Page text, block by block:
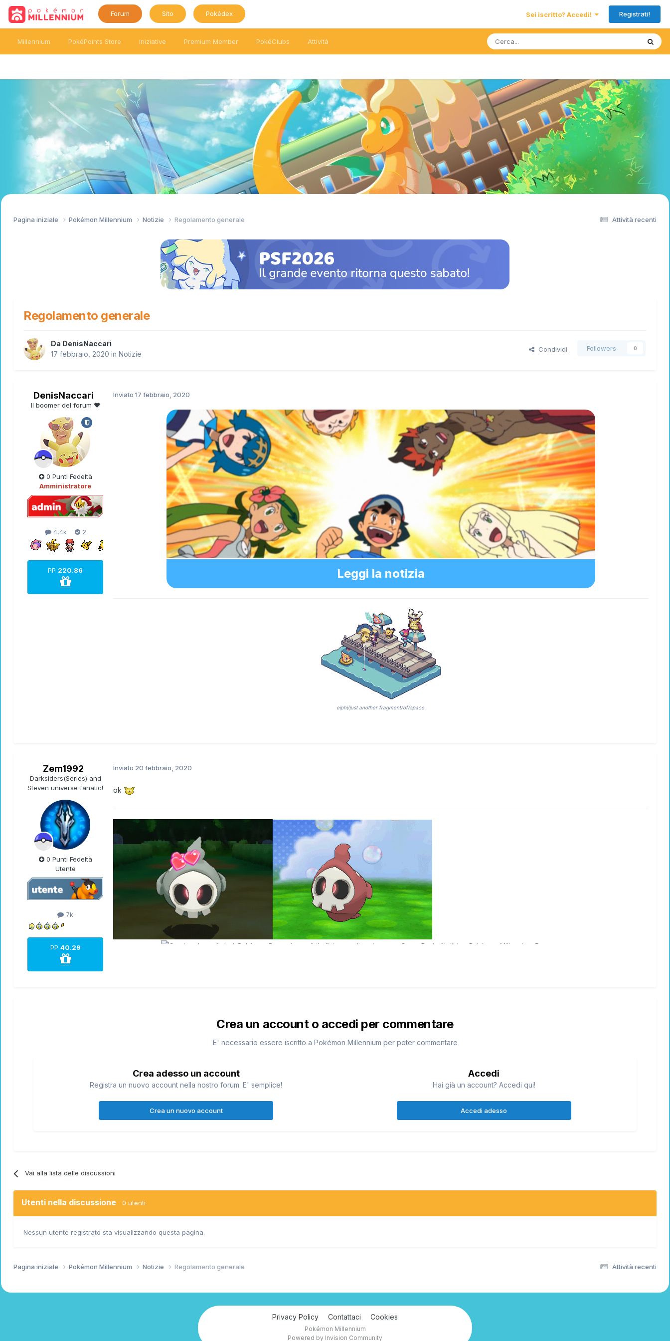
Forum Sito Pokédex Sei iscritto? Accedi! Registrati!
Millennium PokéPoints Store Iniziative Premium Member PokéClubs Attività
Attività recenti
Pagina iniziale Pokémon Millennium Notizie Regolamento generale
Regolamento generale
Da DenisNaccari
17 febbraio, 2020 in Notizie
Condividi Followers 0
DenisNaccari
Il boomer del forum ♥
0 Punti Fedeltà
Amministratore
4,4k 2
PP 220.86
Inviato 17 febbraio, 2020
Leggi la notizia
eiphi/just another fragment/of/space.
Zem1992
Darksiders(Series) and
Steven universe fanatic!
0 Punti Fedeltà
Utente
7k
PP 40.29
Inviato 20 febbraio, 2020
ok
Crea un account o accedi per commentare
E' necessario essere iscritto a Pokémon Millennium per poter commentare
Crea adesso un account
Registra un nuovo account nella nostro forum. E' semplice!
Crea un nuovo account
Accedi
Hai già un account? Accedi qui!
Accedi adesso
Vai alla lista delle discussioni
Utenti nella discussione 0 utenti
Nessun utente registrato sta visualizzando questa pagina.
Attività recenti
Pagina iniziale Pokémon Millennium Notizie Regolamento generale
Privacy Policy Contattaci Cookies
Pokémon Millennium
Powered by Invision Community